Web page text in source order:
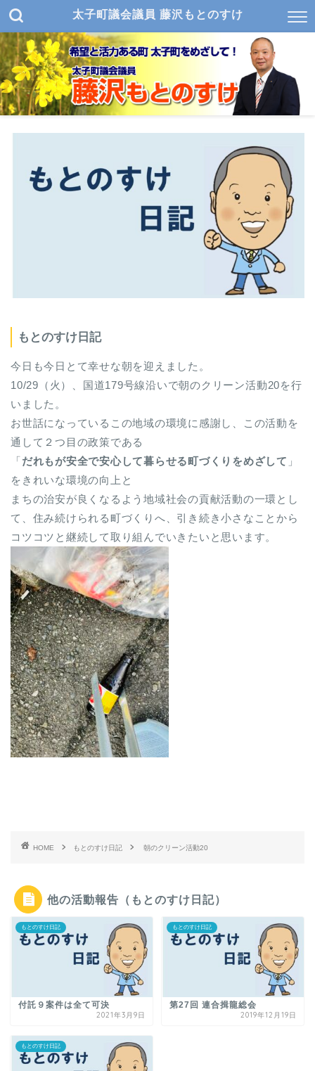
太子町議会議員 藤沢もとのすけ
もとのすけ日記
今日も今日とて幸せな朝を迎えました。
10/29（火）、国道179号線沿いで朝のクリーン活動20を行
いました。
お世話になっているこの地域の環境に感謝し、この活動を
通して２つ目の政策である
「だれもが安全で安心して暮らせる町づくりをめざして 」
をきれいな環境の向上と
まちの治安が良くなるよう地域社会の貢献活動の一環とし
て、住み続けられる町づくりへ、引き続き小さなことから
コツコツと継続して取り組んでいきたいと思います。
HOME もとのすけ日記 朝のクリーン活動20
他の活動報告（もとのすけ日記）
もとのすけ日記
付託９案件は全て可決
2021年3月9日
もとのすけ日記
第27回 連合揖龍総会
2019年12月19日
もとのすけ日記